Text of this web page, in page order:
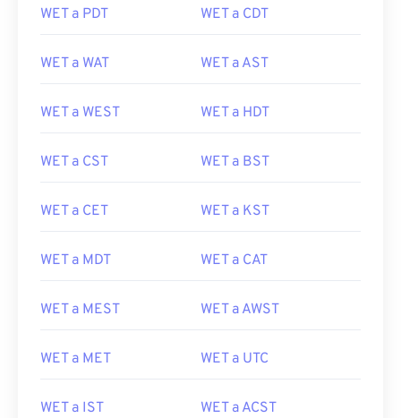
WET a PDT WET a CDT
WET a WAT WET a AST
WET a WEST WET a HDT
WET a CST WET a BST
WET a CET WET a KST
WET a MDT WET a CAT
WET a MEST WET a AWST
WET a MET WET a UTC
WET a IST WET a ACST